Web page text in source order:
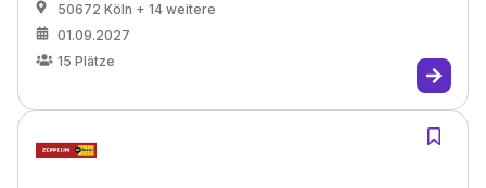
50672 Köln + 14 weitere
01.09.2027
15 Plätze